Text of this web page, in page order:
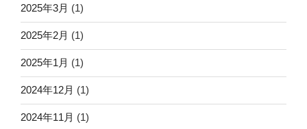
2025年3月 (1)
2025年2月 (1)
2025年1月 (1)
2024年12月 (1)
2024年11月 (1)